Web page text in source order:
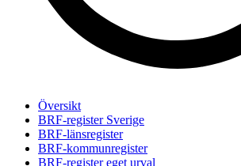
Översikt
BRF-register Sverige
BRF-länsregister
BRF-kommunregister
BRF-register eget urval